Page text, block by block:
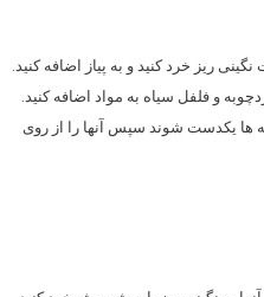
ریز خرد کنید و به پیاز اضافه کنید.
و فلفل سیاه به مواد اضافه کنید.
ها یکدست شوند سپس آنها را از روی